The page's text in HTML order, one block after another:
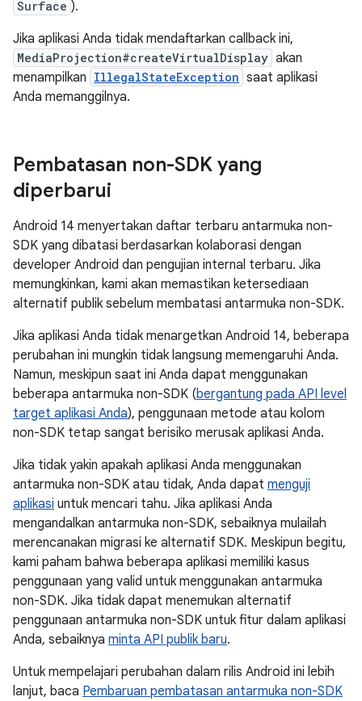
Surface ).
Jika aplikasi Anda tidak mendaftarkan callback ini,
MediaProjection#createVirtualDisplay akan
menampilkan IllegalStateException saat aplikasi
Anda memanggilnya.
Pembatasan non-SDK yang
diperbarui
Android 14 menyertakan daftar terbaru antarmuka non-
SDK yang dibatasi berdasarkan kolaborasi dengan
developer Android dan pengujian internal terbaru. Jika
memungkinkan, kami akan memastikan ketersediaan
alternatif publik sebelum membatasi antarmuka non-SDK.
Jika aplikasi Anda tidak menargetkan Android 14, beberapa
perubahan ini mungkin tidak langsung memengaruhi Anda.
Namun, meskipun saat ini Anda dapat menggunakan
beberapa antarmuka non-SDK (bergantung pada API level
target aplikasi Anda), penggunaan metode atau kolom
non-SDK tetap sangat berisiko merusak aplikasi Anda.
Jika tidak yakin apakah aplikasi Anda menggunakan
antarmuka non-SDK atau tidak, Anda dapat menguji
aplikasi untuk mencari tahu. Jika aplikasi Anda
mengandalkan antarmuka non-SDK, sebaiknya mulailah
merencanakan migrasi ke alternatif SDK. Meskipun begitu,
kami paham bahwa beberapa aplikasi memiliki kasus
penggunaan yang valid untuk menggunakan antarmuka
non-SDK. Jika tidak dapat menemukan alternatif
penggunaan antarmuka non-SDK untuk fitur dalam aplikasi
Anda, sebaiknya minta API publik baru.
Untuk mempelajari perubahan dalam rilis Android ini lebih
lanjut, baca Pembaruan pembatasan antarmuka non-SDK